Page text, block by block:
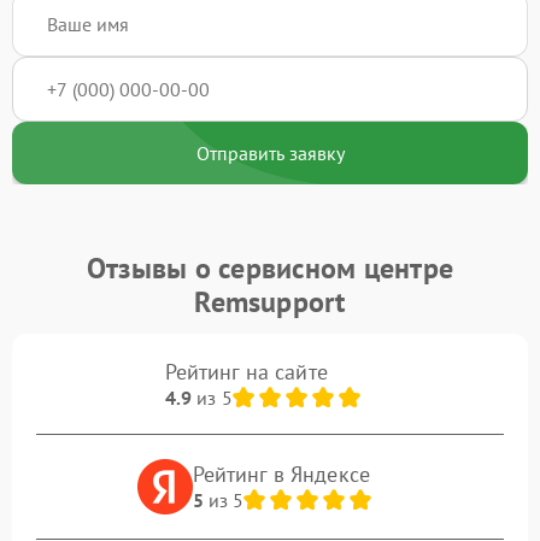
Отправить заявку
Отзывы о сервисном центре
Remsupport
Рейтинг на сайте
4.9из 5
Рейтинг в Яндексе
5 из 5